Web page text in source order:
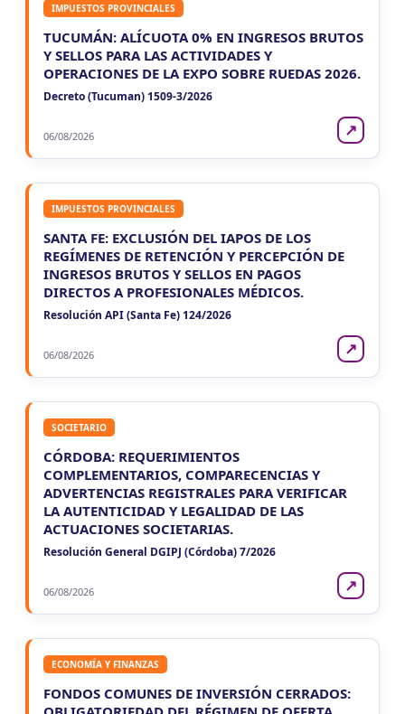
IMPUESTOS PROVINCIALES
TUCUMÁN: ALÍCUOTA 0% EN INGRESOS BRUTOS
Y SELLOS PARA LAS ACTIVIDADES Y
OPERACIONES DE LA EXPO SOBRE RUEDAS 2026.
Decreto (Tucuman) 1509-3/2026
06/08/2026 ↗
IMPUESTOS PROVINCIALES
SANTA FE: EXCLUSIÓN DEL IAPOS DE LOS
REGÍMENES DE RETENCIÓN Y PERCEPCIÓN DE
INGRESOS BRUTOS Y SELLOS EN PAGOS
DIRECTOS A PROFESIONALES MÉDICOS.
Resolución API (Santa Fe) 124/2026
06/08/2026 ↗
SOCIETARIO
CÓRDOBA: REQUERIMIENTOS
COMPLEMENTARIOS, COMPARECENCIAS Y
ADVERTENCIAS REGISTRALES PARA VERIFICAR
LA AUTENTICIDAD Y LEGALIDAD DE LAS
ACTUACIONES SOCIETARIAS.
Resolución General DGIPJ (Córdoba) 7/2026
06/08/2026 ↗
ECONOMÍA Y FINANZAS
FONDOS COMUNES DE INVERSIÓN CERRADOS: